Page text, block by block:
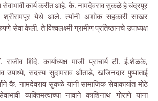
सेवाभावी कार्य करीत आहे. कै. नामदेवराव सुकळे हे चंद्रपूर
श्रीरामपूर येथे आले. त्यांनी अशोक सहकारी साखर
सेवा केली. ते विश्वलक्ष्मी ग्रामीण प्रतिष्ठानचे उपाध्यक्ष
राजीव शिंदे, कार्याध्यक्ष माजी प्राचार्य टी. ई.शेळके,
उपाध्ये, सदस्य सुदामराव औताडे, खजिनदार पुष्पाताई
कै. नामदेवराव सुकळे यांनी सामाजिक सेवाकार्यात मोठे
व्यक्तिमत्वाच्या नावाने काशिनाथ गोराणे यांना